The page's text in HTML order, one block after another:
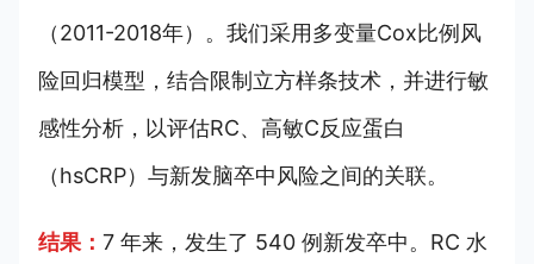
（2011-2018年）。我们采用多变量Cox比例风
险回归模型，结合限制立方样条技术，并进行敏
感性分析，以评估RC、高敏C反应蛋白
（hsCRP）与新发脑卒中风险之间的关联。
结果： 7 年来，发生了 540 例新发卒中。RC 水